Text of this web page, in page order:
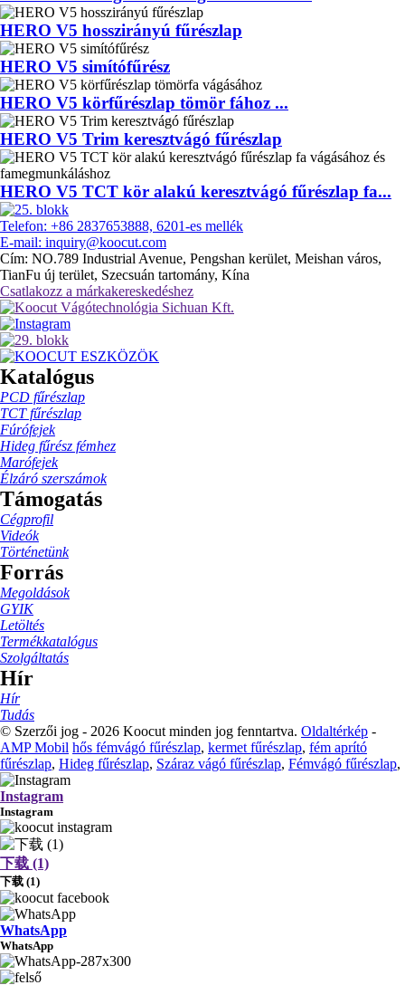
HERO V5 hosszirányú fűrészlap
HERO V5 simítófűrész
HERO V5 körfűrészlap tömör fához ...
HERO V5 Trim keresztvágó fűrészlap
HERO V5 TCT kör alakú keresztvágó fűrészlap fa...
Telefon: +86 2837653888, 6201-es mellék
E-mail: inquiry@koocut.com
Cím: NO.789 Industrial Avenue, Pengshan kerület, Meishan város,
TianFu új terület, Szecsuán tartomány, Kína
Csatlakozz a márkakereskedéshez
Katalógus
PCD fűrészlap
TCT fűrészlap
Fúrófejek
Hideg fűrész fémhez
Marófejek
Élzáró szerszámok
Támogatás
Cégprofil
Videók
Történetünk
Forrás
Megoldások
GYIK
Letöltés
Termékkatalógus
Szolgáltatás
Hír
Hír
Tudás
© Szerzői jog - 2026 Koocut minden jog fenntartva. Oldaltérkép -
AMP Mobil hős fémvágó fűrészlap, kermet fűrészlap, fém aprító
fűrészlap, Hideg fűrészlap, Száraz vágó fűrészlap, Fémvágó fűrészlap,
Instagram
Instagram
下载 (1)
下载 (1)
WhatsApp
WhatsApp